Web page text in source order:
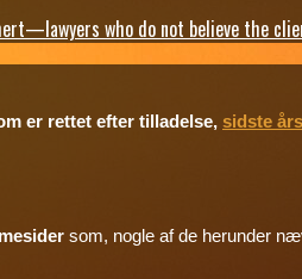
who do not believe the
er rettet efter tilladelse, sidste
som, nogle af de herunder